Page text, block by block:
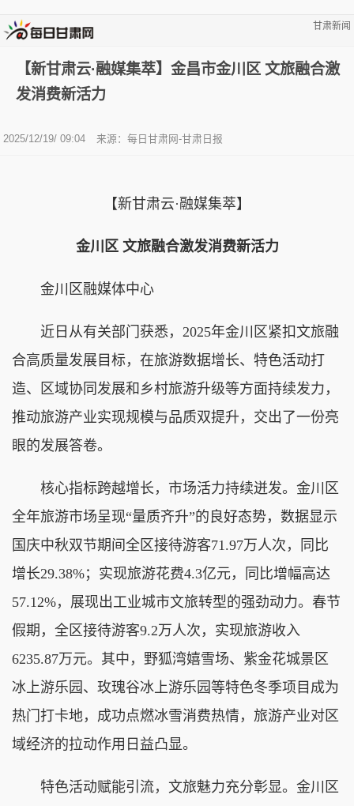
甘肃新闻
【新甘肃云·融媒集萃】金昌市金川区 文旅融合激
发消费新活力
2025/12/19/ 09:04 来源：每日甘肃网-甘肃日报
【新甘肃云·融媒集萃】
金川区 文旅融合激发消费新活力
金川区融媒体中心
近日从有关部门获悉，2025年金川区紧扣文旅融
合高质量发展目标，在旅游数据增长、特色活动打
造、区域协同发展和乡村旅游升级等方面持续发力，
推动旅游产业实现规模与品质双提升，交出了一份亮
眼的发展答卷。
核心指标跨越增长，市场活力持续迸发。金川区
全年旅游市场呈现“量质齐升”的良好态势，数据显示
国庆中秋双节期间全区接待游客71.97万人次，同比
增长29.38%；实现旅游花费4.3亿元，同比增幅高达
57.12%，展现出工业城市文旅转型的强劲动力。春节
假期，全区接待游客9.2万人次，实现旅游收入
6235.87万元。其中，野狐湾嬉雪场、紫金花城景区
冰上游乐园、玫瑰谷冰上游乐园等特色冬季项目成为
热门打卡地，成功点燃冰雪消费热情，旅游产业对区
域经济的拉动作用日益凸显。
特色活动赋能引流，文旅魅力充分彰显。金川区